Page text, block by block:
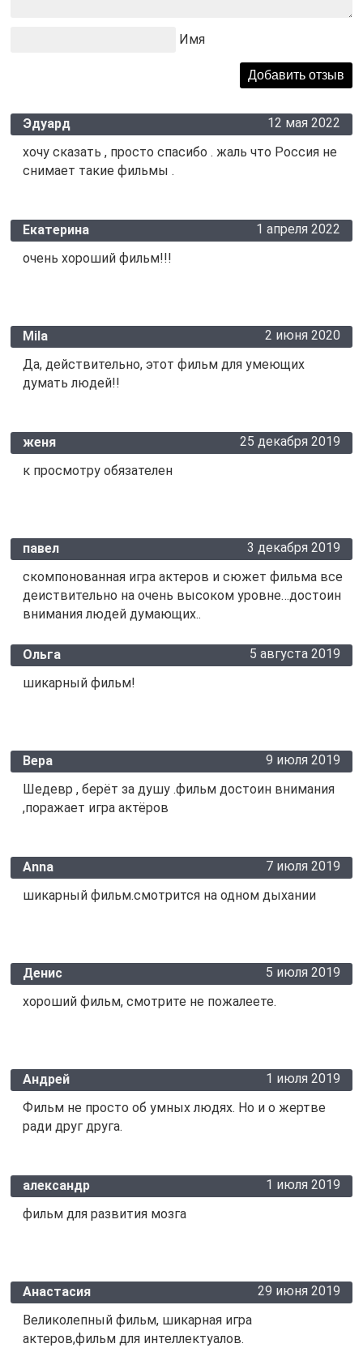
Имя
Эдуард
12 мая 2022
хочу сказать , просто спасибо . жаль что Россия не
снимает такие фильмы .
Екатерина
1 апреля 2022
очень хороший фильм!!!
Mila
2 июня 2020
Да, действительно, этот фильм для умеющих
думать людей!!
женя
25 декабря 2019
к просмотру обязателен
павел
3 декабря 2019
скомпонованная игра актеров и сюжет фильма все
деиствительно на очень высоком уровне…достоин
внимания людей думающих..
Ольга
5 августа 2019
шикарный фильм!
Вера
9 июля 2019
Шедевр , берёт за душу .фильм достоин внимания
,поражает игра актёров
Anna
7 июля 2019
шикарный фильм.смотрится на одном дыхании
Денис
5 июля 2019
хороший фильм, смотрите не пожалеете.
Андрей
1 июля 2019
Фильм не просто об умных людях. Но и о жертве
ради друг друга.
александр
1 июля 2019
фильм для развития мозга
Анастасия
29 июня 2019
Великолепный фильм, шикарная игра
актеров,фильм для интеллектуалов.